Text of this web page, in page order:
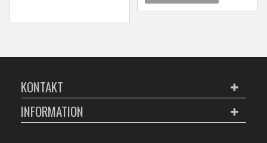
KONTAKT
INFORMATION